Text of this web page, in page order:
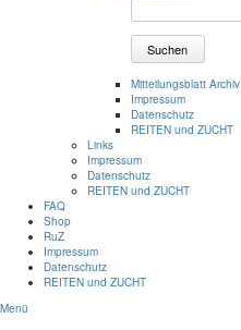
Suchen
Mitteilungsblatt Archiv
Impressum
Datenschutz
REITEN und ZUCHT
Links
Impressum
Datenschutz
REITEN und ZUCHT
FAQ
Shop
RuZ
Impressum
Datenschutz
REITEN und ZUCHT
Menü